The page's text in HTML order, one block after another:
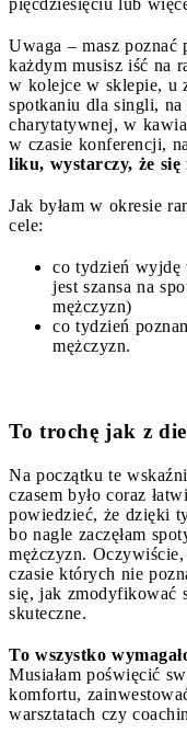
Uwaga – masz poznać
każdym musisz iść na
w kolejce w sklepie, u
spotkaniu dla singli,
charytatywnej, w
w czasie konferencji,
liku, wystarczy, że się
Jak byłam w okresie
cele:
co tydzień wyjdę
jest szansa na
mężczyzn)
co tydzień
mężczyzn.
To trochę jak z
Na początku te
czasem było coraz
powiedzieć, że dzięki
bo nagle zaczęłam
mężczyzn.
czasie których nie
się, jak zmodyfikować
skuteczne.
To wszystko
Musiałam poświęcić
komfortu,
warsztatach czy